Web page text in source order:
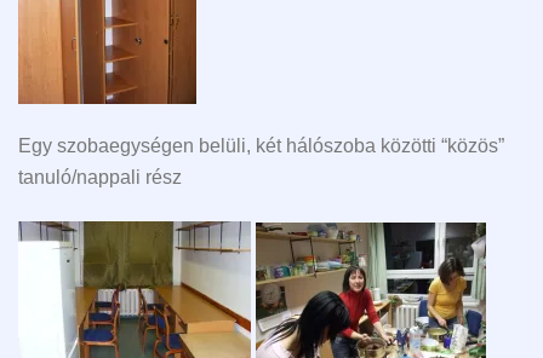
Egy szobaegységen belüli, két hálószoba közötti “közös”
tanuló/nappali rész